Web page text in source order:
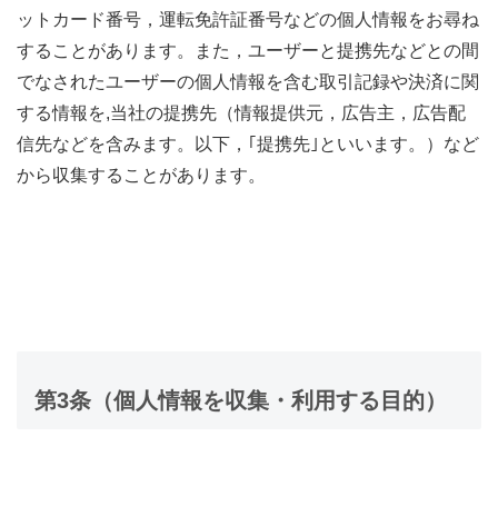
ットカード番号，運転免許証番号などの個人情報をお尋ね
することがあります。また，ユーザーと提携先などとの間
でなされたユーザーの個人情報を含む取引記録や決済に関
する情報を,当社の提携先（情報提供元，広告主，広告配
信先などを含みます。以下，｢提携先｣といいます。）など
から収集することがあります。
第3条（個人情報を収集・利用する目的）